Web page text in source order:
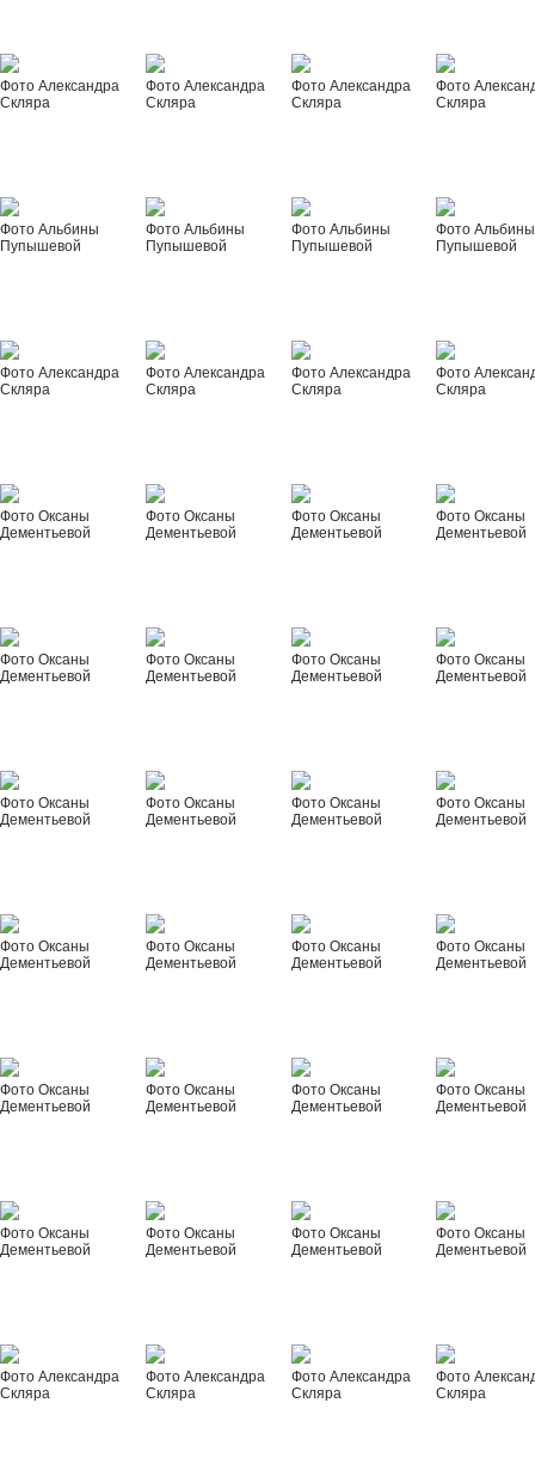
Фото Александра
Скляра
Фото Александра
Скляра
Фото Александра
Скляра
Фото
Скляра
Фото Альбины
Пупышевой
Фото Альбины
Пупышевой
Фото Альбины
Пупышевой
Фото Альбины
Пупышевой
Фото Александра
Скляра
Фото Александра
Скляра
Фото Александра
Скляра
Фото
Скляра
Фото Оксаны
Дементьевой
Фото Оксаны
Дементьевой
Фото Оксаны
Дементьевой
Фото Оксаны
Дементьевой
Фото Оксаны
Дементьевой
Фото Оксаны
Дементьевой
Фото Оксаны
Дементьевой
Фото Оксаны
Дементьевой
Фото Оксаны
Дементьевой
Фото Оксаны
Дементьевой
Фото Оксаны
Дементьевой
Фото Оксаны
Дементьевой
Фото Оксаны
Дементьевой
Фото Оксаны
Дементьевой
Фото Оксаны
Дементьевой
Фото Оксаны
Дементьевой
Фото Оксаны
Дементьевой
Фото Оксаны
Дементьевой
Фото Оксаны
Дементьевой
Фото Оксаны
Дементьевой
Фото Оксаны
Дементьевой
Фото Оксаны
Дементьевой
Фото Оксаны
Дементьевой
Фото Оксаны
Дементьевой
Фото Александра
Скляра
Фото Александра
Скляра
Фото Александра
Скляра
Фото
Скляра